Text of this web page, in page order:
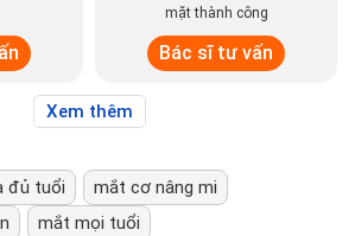
mặt thành công
Bác sĩ tư vấn
Xem thêm
đủ tuổi
mắt cơ nâng mi
mắt mọi tuổi